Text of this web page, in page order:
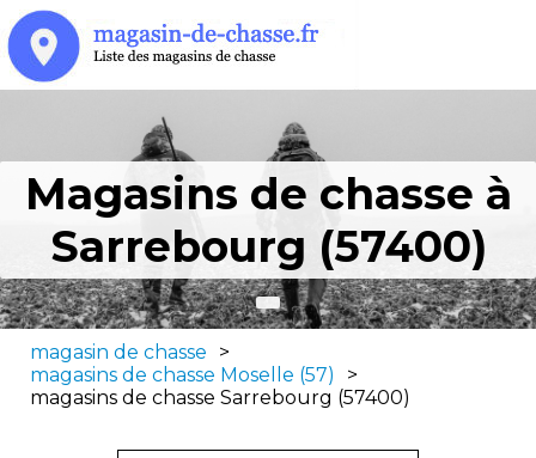
Magasins de chasse à
Sarrebourg (57400)
magasin de chasse
>
magasins de chasse Moselle (57)
>
magasins de chasse Sarrebourg (57400)